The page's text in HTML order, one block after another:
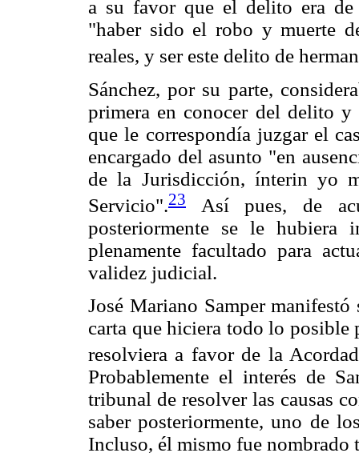
a su favor que el delito era
"haber sido el robo y muerte
reales, y ser este delito de
Sánchez, por su parte,
primera en conocer del delito
que le correspondía juzgar el
encargado del asunto "en
de la Jurisdicción, ínterin yo
Servicio".23
Así pues, de
posteriormente se le hubiera
plenamente facultado para
validez judicial.
José Mariano Samper
carta que hiciera todo lo posible
resolviera a favor de la
Probablemente el interés de
tribunal de resolver las causas
saber posteriormente, uno de
Incluso, él mismo fue